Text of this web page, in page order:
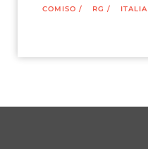
COMISO / RG / ITALIA